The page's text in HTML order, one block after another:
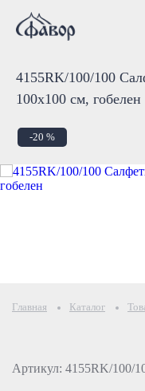
4155RK/100/100
100х100 см, гобелен
-20 %
Главная Каталог
Артикул: 4155RK/100/